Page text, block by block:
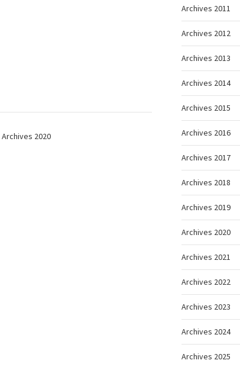
Archives 2020
Archives 2011
Archives 2012
Archives 2013
Archives 2014
Archives 2015
Archives 2016
Archives 2017
Archives 2018
Archives 2019
Archives 2020
Archives 2021
Archives 2022
Archives 2023
Archives 2024
Archives 2025